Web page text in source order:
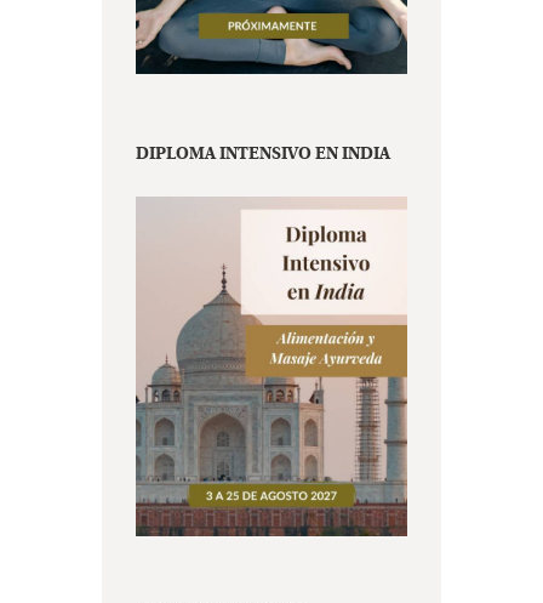
DIPLOMA INTENSIVO EN INDIA